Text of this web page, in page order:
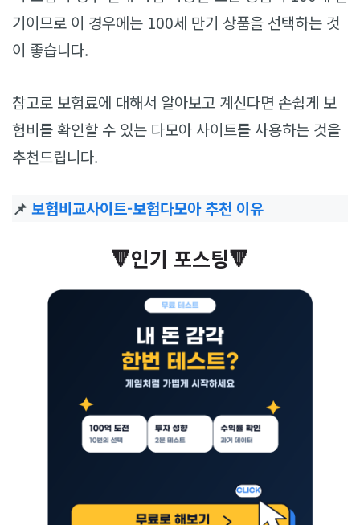
기이므로 이 경우에는 100세 만기 상품을 선택하는 것
이 좋습니다.
참고로 보험료에 대해서 알아보고 계신다면 손쉽게 보
험비를 확인할 수 있는 다모아 사이트를 사용하는 것을
추천드립니다.
📌 보험비교사이트-보험다모아 추천 이유
🔻인기 포스팅🔻